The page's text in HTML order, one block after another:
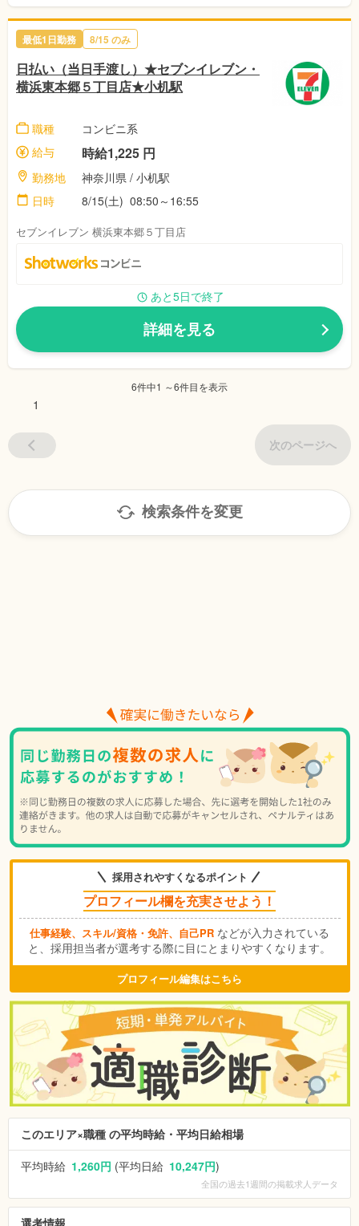
最低1日勤務 8/15 のみ
日払い（当日手渡し）★セブンイレブン・
横浜東本郷５丁目店★小机駅
職種
コンビニ系
給与
時給1,225 円
勤務地
神奈川県 / 小机駅
日時
8/15(土) 08:50～16:55
セブンイレブン 横浜東本郷５丁目店
あと5日で終了
詳細を見る
6件中1 ～6件目を表示
1
次のページへ
検索条件を変更
採用されやすくなるポイント
プロフィール欄を充実させよう！
仕事経験、スキル/資格・免許、自己PR などが入力されている
と、採用担当者が選考する際に目にとまりやすくなります。
プロフィール編集はこちら
このエリア×職種 の平均時給・平均日給相場
平均時給 1,260円 (平均日給 10,247円)
全国の過去1週間の掲載求人データ